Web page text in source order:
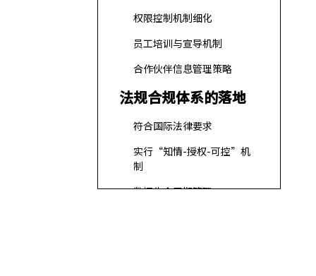
权限控制机制细化
员工培训与宣导机制
合作伙伴信息管理策略
法规合规体系的落地
符合国际法律要求
实行“知情-授权-可控”机
制
数据生命周期管理